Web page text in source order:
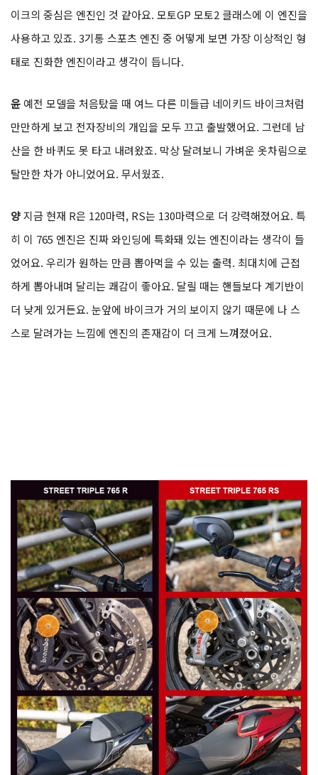
이크의 중심은 엔진인 것 같아요. 모토GP 모토2 클래스에 이 엔진을
사용하고 있죠. 3기통 스포츠 엔진 중 어떻게 보면 가장 이상적인 형
태로 진화한 엔진이라고 생각이 듭니다.
윤 예전 모델을 처음탔을 때 여느 다른 미들급 네이키드 바이크처럼
만만하게 보고 전자장비의 개입을 모두 끄고 출발했어요. 그런데 남
산을 한 바퀴도 못 타고 내려왔죠. 막상 달려보니 가벼운 옷차림으로
탈만한 차가 아니었어요. 무서웠죠.
양지금 현재 R은 120마력, RS는 130마력으로 더 강력해졌어요. 특
히 이 765 엔진은 진짜 와인딩에 특화돼 있는 엔진이라는 생각이 들
었어요. 우리가 원하는 만큼 뽑아먹을 수 있는 출력. 최대치에 근접
하게 뽑아내며 달리는 쾌감이 좋아요. 달릴 때는 핸들보다 계기반이
더 낮게 있거든요. 눈앞에 바이크가 거의 보이지 않기 때문에 나 스
스로 달려가는 느낌에 엔진의 존재감이 더 크게 느껴졌어요.